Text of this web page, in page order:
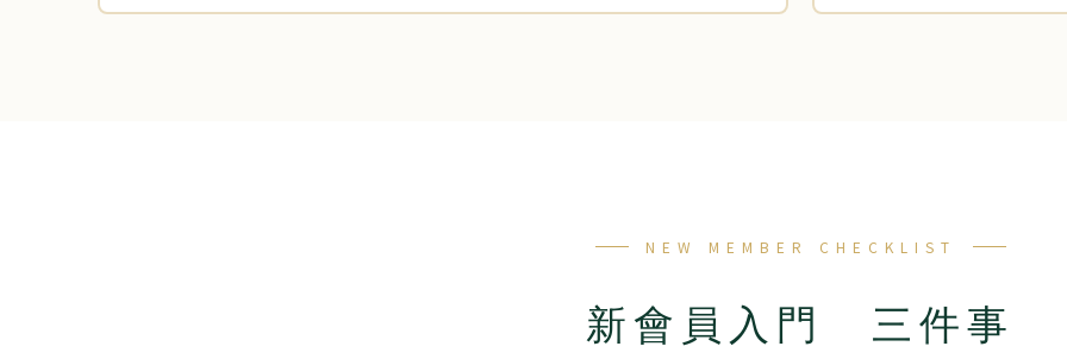
NEW MEMBER CHECKLIST
新會員入門 三件事